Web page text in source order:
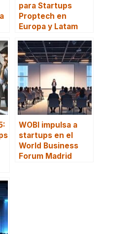
para Startups
Proptech en
Europa y Latam
WOBI impulsa a
startups en el
World Business
Forum Madrid